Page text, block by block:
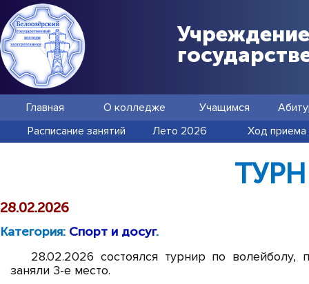
Главная О колледже Учащимся
Расписание занятий
Лето 2026 Ход приема
28.02.2026
Категория: Спорт и досуг.
28.02.2026 состоялся турнир по
заняли 3-е место.